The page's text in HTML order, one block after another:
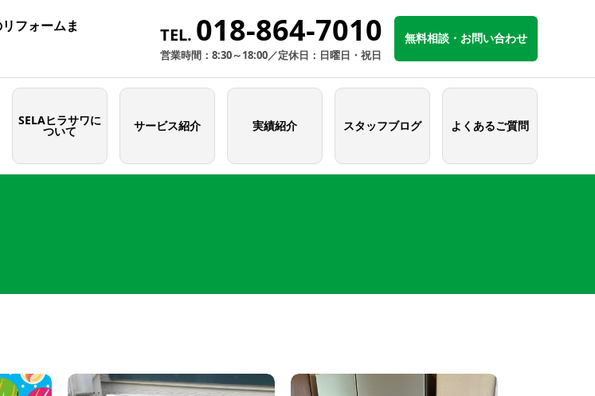
フォームま
TEL. 018-864-7010
営業時間：8:30～18:00／定休日：日曜日・祝日
無料相談・お問い合わせ
SELAヒラサワに
ついて サービス紹介 実績紹介 スタッフブログ よくあるご質問